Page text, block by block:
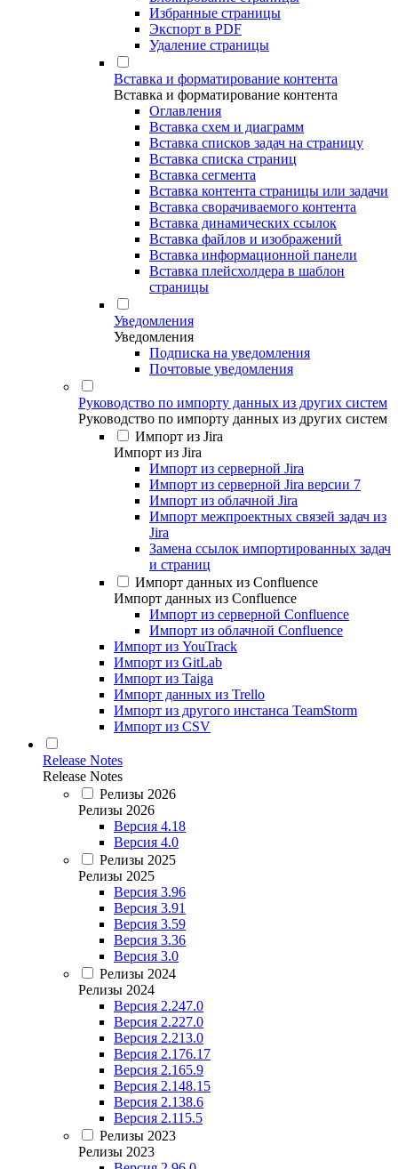
Избранные страницы
Экспорт в PDF
Удаление страницы
Вставка и форматирование контента
Вставка и форматирование контента
Оглавления
Вставка схем и диаграмм
Вставка списков задач на страницу
Вставка списка страниц
Вставка сегмента
Вставка контента страницы или задачи
Вставка сворачиваемого контента
Вставка динамических ссылок
Вставка файлов и изображений
Вставка информационной панели
Вставка плейсхолдера в шаблон
страницы
Уведомления
Уведомления
Подписка на уведомления
Почтовые уведомления
Руководство по импорту данных из других систем
Руководство по импорту данных из других систем
Импорт из Jira
Импорт из Jira
Импорт из серверной Jira
Импорт из серверной Jira версии 7
Импорт из облачной Jira
Импорт межпроектных связей задач из
Jira
Замена ссылок импортированных задач
и страниц
Импорт данных из Confluence
Импорт данных из Confluence
Импорт из серверной Confluence
Импорт из облачной Confluence
Импорт из YouTrack
Импорт из GitLab
Импорт из Taiga
Импорт данных из Trello
Импорт из другого инстанса TeamStorm
Импорт из CSV
Release Notes
Release Notes
Релизы 2026
Релизы 2026
Версия 4.18
Версия 4.0
Релизы 2025
Релизы 2025
Версия 3.96
Версия 3.91
Версия 3.59
Версия 3.36
Версия 3.0
Релизы 2024
Релизы 2024
Версия 2.247.0
Версия 2.227.0
Версия 2.213.0
Версия 2.176.17
Версия 2.165.9
Версия 2.148.15
Версия 2.138.6
Версия 2.115.5
Релизы 2023
Релизы 2023